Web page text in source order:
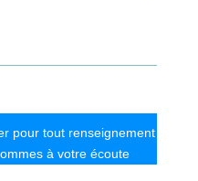
pour tout renseignement
à votre écoute